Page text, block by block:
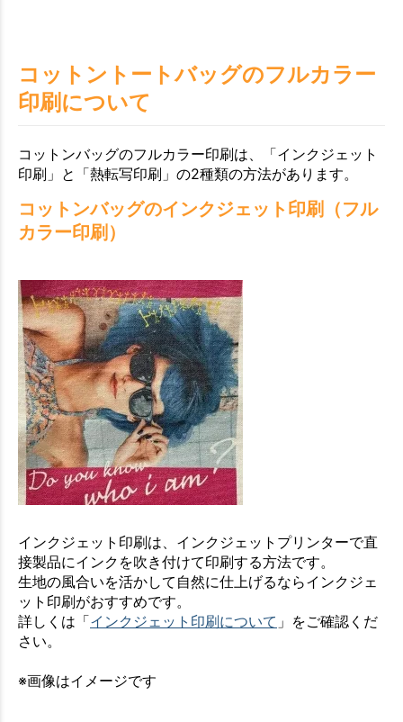
コットントートバッグのフルカラー
印刷について
コットンバッグのフルカラー印刷は、「インクジェット
印刷」と「熱転写印刷」の2種類の方法があります。
コットンバッグのインクジェット印刷（フル
カラー印刷）
インクジェット印刷は、インクジェットプリンターで直
接製品にインクを吹き付けて印刷する方法です。
生地の風合いを活かして自然に仕上げるならインクジェ
ット印刷がおすすめです。
詳しくは「インクジェット印刷について 」をご確認くだ
さい。
※画像はイメージです